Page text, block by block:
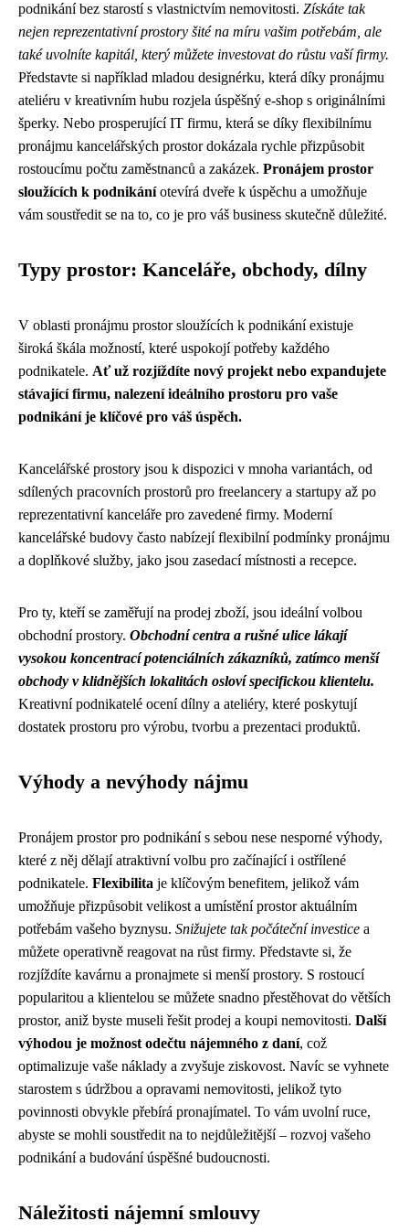
podnikání bez starostí s vlastnictvím nemovitosti. Získáte tak
nejen reprezentativní prostory šité na míru vašim potřebám, ale
také uvolníte kapitál, který můžete investovat do růstu vaší firmy.
Představte si například mladou designérku, která díky pronájmu
ateliéru v kreativním hubu rozjela úspěšný e-shop s originálními
šperky. Nebo prosperující IT firmu, která se díky flexibilnímu
pronájmu kancelářských prostor dokázala rychle přizpůsobit
rostoucímu počtu zaměstnanců a zakázek. Pronájem prostor
sloužících k podnikáníotevírá dveře k úspěchu a umožňuje
vám soustředit se na to, co je pro váš business skutečně důležité.
Typy prostor: Kanceláře, obchody, dílny
V oblasti pronájmu prostor sloužících k podnikání existuje
široká škála možností, které uspokojí potřeby každého
podnikatele. Ať už rozjíždíte nový projekt nebo expandujete
stávající firmu, nalezení ideálního prostoru pro vaše
podnikání je klíčové pro váš úspěch.
Kancelářské prostory jsou k dispozici v mnoha variantách, od
sdílených pracovních prostorů pro freelancery a startupy až po
reprezentativní kanceláře pro zavedené firmy. Moderní
kancelářské budovy často nabízejí flexibilní podmínky pronájmu
a doplňkové služby, jako jsou zasedací místnosti a recepce.
Pro ty, kteří se zaměřují na prodej zboží, jsou ideální volbou
obchodní prostory. Obchodní centra a rušné ulice lákají
vysokou koncentrací potenciálních zákazníků, zatímco menší
obchody v klidnějších lokalitách osloví specifickou klientelu.
Kreativní podnikatelé ocení dílny a ateliéry, které poskytují
dostatek prostoru pro výrobu, tvorbu a prezentaci produktů.
Výhody a nevýhody nájmu
Pronájem prostor pro podnikání s sebou nese nesporné výhody,
které z něj dělají atraktivní volbu pro začínající i ostřílené
podnikatele. Flexibilita je klíčovým benefitem, jelikož vám
umožňuje přizpůsobit velikost a umístění prostor aktuálním
potřebám vašeho byznysu. Snižujete tak počáteční investice a
můžete operativně reagovat na růst firmy. Představte si, že
rozjíždíte kavárnu a pronajmete si menší prostory. S rostoucí
popularitou a klientelou se můžete snadno přestěhovat do větších
prostor, aniž byste museli řešit prodej a koupi nemovitosti. Další
výhodou je možnost odečtu nájemného z daní, což
optimalizuje vaše náklady a zvyšuje ziskovost. Navíc se vyhnete
starostem s údržbou a opravami nemovitosti, jelikož tyto
povinnosti obvykle přebírá pronajímatel. To vám uvolní ruce,
abyste se mohli soustředit na to nejdůležitější – rozvoj vašeho
podnikání a budování úspěšné budoucnosti.
Náležitosti nájemní smlouvy